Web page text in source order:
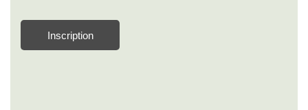
Inscription